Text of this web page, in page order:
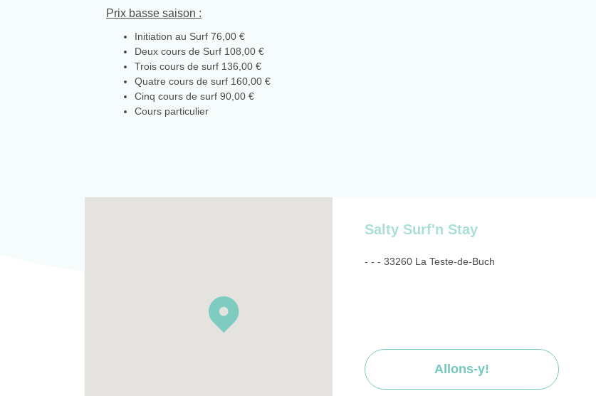
Prix basse saison :
Initiation au Surf 76,00 €
Deux cours de Surf 108,00 €
Trois cours de surf 136,00 €
Quatre cours de surf 160,00 €
Cinq cours de surf 90,00 €
Cours particulier
Salty Surf'n Stay
- - - 33260 La Teste-de-Buch
Allons-y!